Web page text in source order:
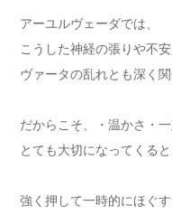
アーユルヴェーダでは、
こうした神経の張りや不安
ヴァータの乱れとも深く
だからこそ、・温かさ・
とても大切になってくる
強く押して一時的にほぐ